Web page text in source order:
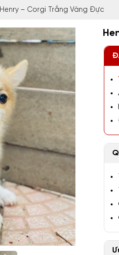
Henry – Corgi Trắng Vàng Đực